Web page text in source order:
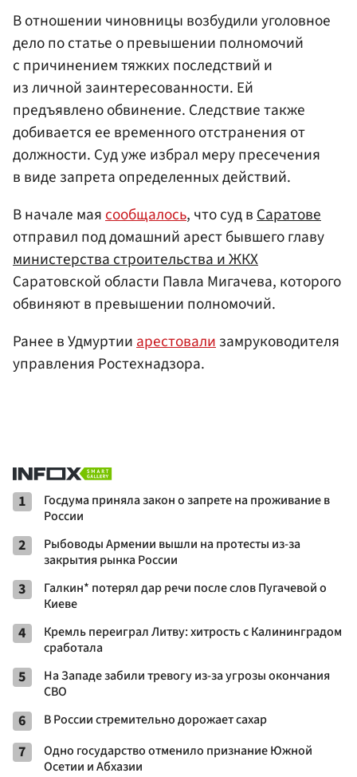
В отношении чиновницы возбудили уголовное
дело по статье о превышении полномочий
с причинением тяжких последствий и
из личной заинтересованности. Ей
предъявлено обвинение. Следствие также
добивается ее временного отстранения от
должности. Суд уже избрал меру пресечения
в виде запрета определенных действий.
В начале маясообщалось, что суд вСаратове
отправил под домашний арест бывшего главу
министерства строительства и ЖКХ
Саратовской области Павла Мигачева, которого
обвиняют в превышении полномочий.
Ранее в Удмуртииарестовализамруководителя
управления Ростехнадзора.
1
Госдума приняла закон о запрете на проживание в
России
2
Рыбоводы Армении вышли на протесты из-за
закрытия рынка России
3
Галкин* потерял дар речи после слов Пугачевой о
Киеве
4
Кремль переиграл Литву: хитрость с Калининградом
сработала
5
На Западе забили тревогу из-за угрозы окончания
СВО
6 В России стремительно дорожает сахар
7
Одно государство отменило признание Южной
Осетии и Абхазии